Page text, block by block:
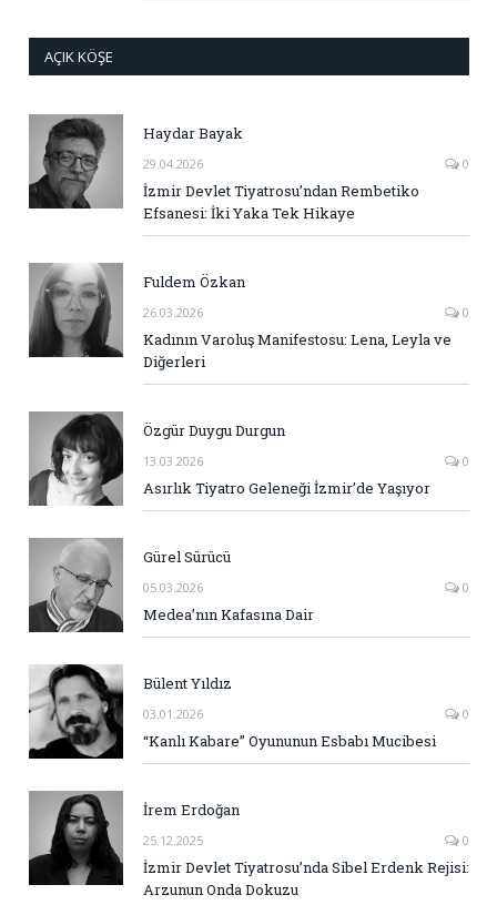
AÇIK KÖŞE
Haydar Bayak
29.04.2026 0
İzmir Devlet Tiyatrosu’ndan Rembetiko
Efsanesi: İki Yaka Tek Hikaye
Fuldem Özkan
26.03.2026 0
Kadının Varoluş Manifestosu: Lena, Leyla ve
Diğerleri
Özgür Duygu Durgun
13.03.2026 0
Asırlık Tiyatro Geleneği İzmir’de Yaşıyor
Gürel Sürücü
05.03.2026 0
Medea’nın Kafasına Dair
Bülent Yıldız
03.01.2026 0
“Kanlı Kabare” Oyununun Esbabı Mucibesi
İrem Erdoğan
25.12.2025 0
İzmir Devlet Tiyatrosu’nda Sibel Erdenk Rejisi:
Arzunun Onda Dokuzu